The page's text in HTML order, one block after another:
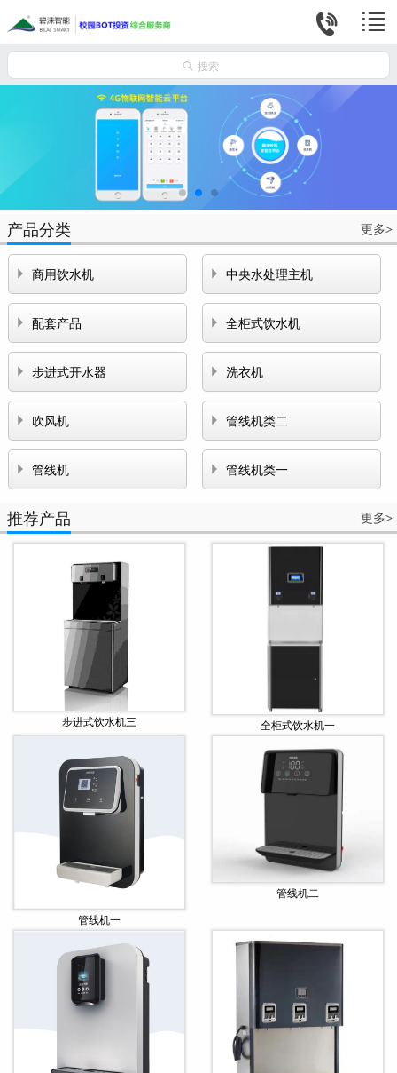


 搜索
产品分类 更多>
 商用饮水机  中央水处理主机
 配套产品  全柜式饮水机
 步进式开水器  洗衣机
 吹风机  管线机类二
 管线机  管线机类一
推荐产品 更多>
步进式饮水机三 全柜式饮水机一
管线机一
管线机二